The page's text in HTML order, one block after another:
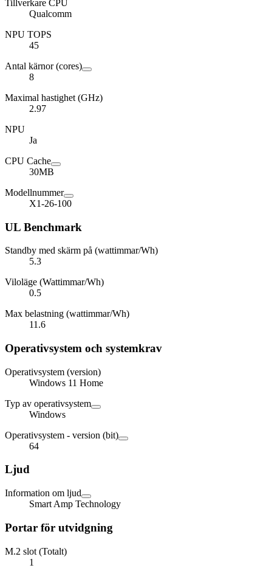
Tillverkare CPU
Qualcomm
NPU TOPS
45
Antal kärnor (cores)
8
Maximal hastighet (GHz)
2.97
NPU
Ja
CPU Cache
30MB
Modellnummer
X1-26-100
UL Benchmark
Standby med skärm på (wattimmar/Wh)
5.3
Viloläge (Wattimmar/Wh)
0.5
Max belastning (wattimmar/Wh)
11.6
Operativsystem och systemkrav
Operativsystem (version)
Windows 11 Home
Typ av operativsystem
Windows
Operativsystem - version (bit)
64
Ljud
Information om ljud
Smart Amp Technology
Portar för utvidgning
M.2 slot (Totalt)
1